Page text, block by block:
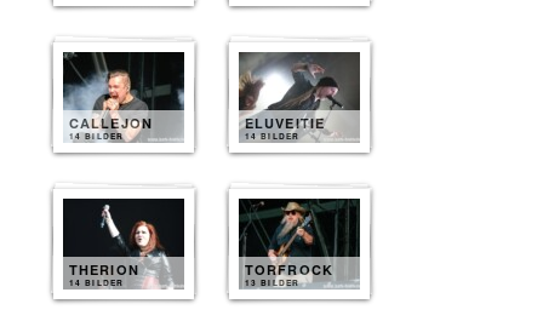
CALLEJON
14 BILDER
ELUVEITIE
14 BILDER
THERION
14 BILDER
TORFROCK
13 BILDER